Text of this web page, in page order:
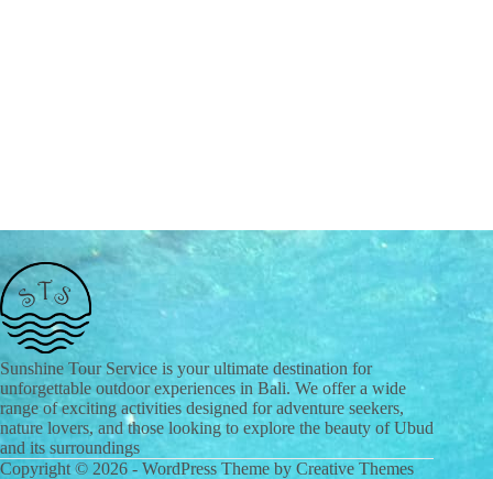
Sunshine Tour Service is your ultimate destination for
unforgettable outdoor experiences in Bali. We offer a wide
range of exciting activities designed for adventure seekers,
nature lovers, and those looking to explore the beauty of Ubud
and its surroundings
Copyright © 2026 - WordPress Theme by Creative Themes